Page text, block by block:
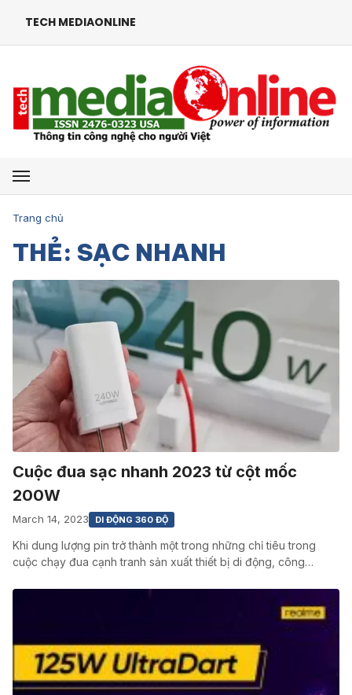
TECH MEDIAONLINE
Mở menu
Trang chủ
THẺ: SẠC NHANH
Cuộc đua sạc nhanh 2023 từ cột mốc
200W
March 14, 2023 DI ĐỘNG 360 ĐỘ
Khi dung lượng pin trở thành một trong những chỉ tiêu trong
cuộc chạy đua cạnh tranh sản xuất thiết bị di động, công…